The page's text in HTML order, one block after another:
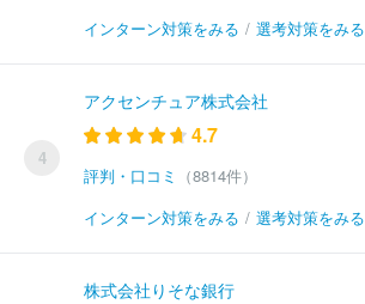
インターン対策をみる / 選考対策をみる
4
アクセンチュア株式会社
4.7
評判・口コミ
（8814件）
インターン対策をみる / 選考対策をみる
株式会社りそな銀行